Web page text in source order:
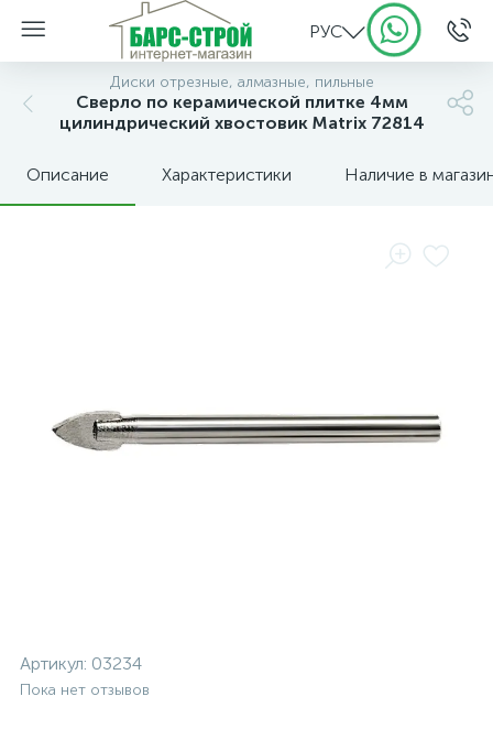
РУС
Диски отрезные, алмазные, пильные
Сверло по керамической плитке 4мм
цилиндрический хвостовик Matrix 72814
Описание Характеристики Наличие в
Артикул: 03234
Пока нет отзывов